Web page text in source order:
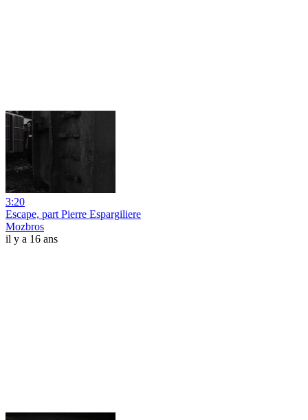
3:20
Escape, part Pierre Espargiliere
Mozbros
il y a 16 ans